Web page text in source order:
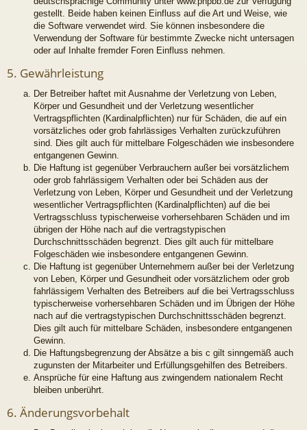
gestellt. Beide haben keinen Einfluss auf die Art und Weise, wie
die Software verwendet wird. Sie können insbesondere die
Verwendung der Software für bestimmte Zwecke nicht untersagen
oder auf Inhalte fremder Foren Einfluss nehmen.
5. Gewährleistung
Der Betreiber haftet mit Ausnahme der Verletzung von Leben,
Körper und Gesundheit und der Verletzung wesentlicher
Vertragspflichten (Kardinalpflichten) nur für Schäden, die auf ein
vorsätzliches oder grob fahrlässiges Verhalten zurückzuführen
sind. Dies gilt auch für mittelbare Folgeschäden wie insbesondere
entgangenen Gewinn.
Die Haftung ist gegenüber Verbrauchern außer bei vorsätzlichem
oder grob fahrlässigem Verhalten oder bei Schäden aus der
Verletzung von Leben, Körper und Gesundheit und der Verletzung
wesentlicher Vertragspflichten (Kardinalpflichten) auf die bei
Vertragsschluss typischerweise vorhersehbaren Schäden und im
übrigen der Höhe nach auf die vertragstypischen
Durchschnittsschäden begrenzt. Dies gilt auch für mittelbare
Folgeschäden wie insbesondere entgangenen Gewinn.
Die Haftung ist gegenüber Unternehmern außer bei der Verletzung
von Leben, Körper und Gesundheit oder vorsätzlichem oder grob
fahrlässigem Verhalten des Betreibers auf die bei Vertragsschluss
typischerweise vorhersehbaren Schäden und im Übrigen der Höhe
nach auf die vertragstypischen Durchschnittsschäden begrenzt.
Dies gilt auch für mittelbare Schäden, insbesondere entgangenen
Gewinn.
Die Haftungsbegrenzung der Absätze a bis c gilt sinngemäß auch
zugunsten der Mitarbeiter und Erfüllungsgehilfen des Betreibers.
Ansprüche für eine Haftung aus zwingendem nationalem Recht
bleiben unberührt.
6. Änderungsvorbehalt